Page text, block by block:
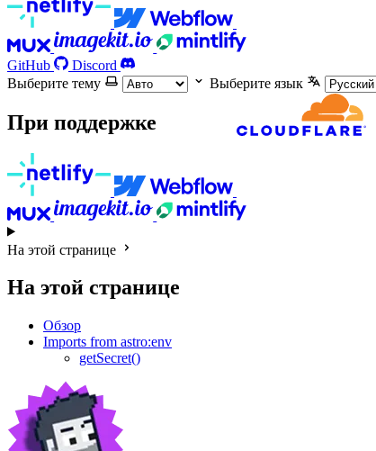
GitHub
Discord
Выберите тему
Выберите язык
При поддержке
На этой странице
На этой странице
Обзор
Imports from astro:env
getSecret()